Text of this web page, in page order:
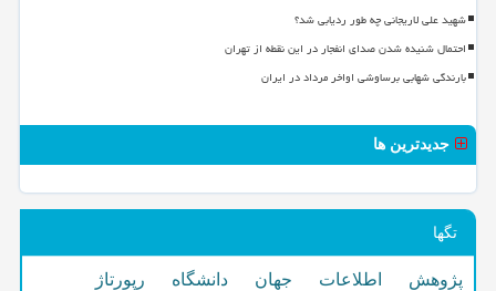
شهید علی لاریجانی چه طور ردیابی شد؟
احتمال شنیده شدن صدای انفجار در این نقطه از تهران
بارندگی شهابی برساوشی اواخر مرداد در ایران
جدیدترین ها
تگها
پژوهش اطلاعات جهان دانشگاه رپورتاژ